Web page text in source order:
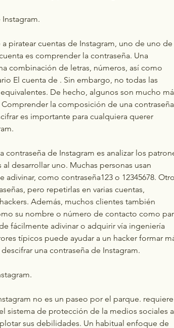
piratear cuentas de Instagram, uno de uno de
es comprender la contraseña. Una
combinación de letras, números, así como
El cuenta de . Sin embargo, no todas las
De hecho, algunos son mucho
la composición de una contraseña
es importante para cualquiera querer
contraseña de Instagram es analizar los
desarrollar uno. Muchas personas usan
adivinar, como contraseña123 o 12345678.
pero repetirlas en varias cuentas,
Además, muchos clientes también
su nombre o número de contacto como
fácilmente adivinar o adquirir vía ingeniería
típicos puede ayudar a un hacker formar
una contraseña de Instagram.
no es un paseo por el parque. requiere
sistema de protección de la medios sociales
sus debilidades. Un habitual enfoque de